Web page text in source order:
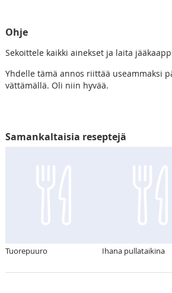
Ohje
Sekoittele kaikki ainekset ja laita
Yhdelle tämä annos riittää useammaksi
vättämällä. Oli niin hyvää.
Samankaltaisia reseptejä
Tuorepuuro Ihana pullataikina